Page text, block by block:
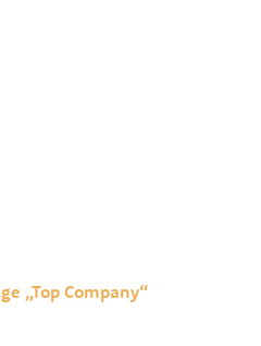
„Top Company“